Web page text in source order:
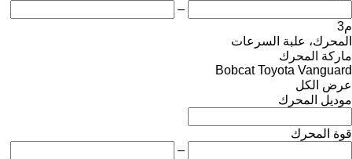
–
م3
المحرك، علبة السرعات
ماركة المحرك
Bobcat Toyota Vanguard
عرض الكل
موديل المحرك
قوة المحرك
–